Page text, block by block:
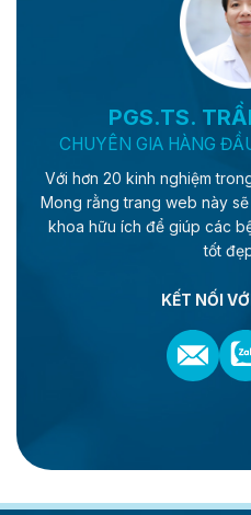
PGS.TS.
CHUYÊN GIA HÀNG
Với hơn 20 kinh nghiệm
Mong rằng trang web này
khoa hữu ích để giúp các
tốt
KẾT NỐI